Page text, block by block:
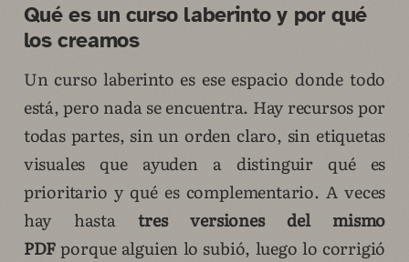
Qué es un curso laberinto y por qué
los creamos
Un curso laberinto es ese espacio donde todo
está, pero nada se encuentra. Hay recursos por
todas partes, sin un orden claro, sin etiquetas
visuales que ayuden a distinguir qué es
prioritario y qué es complementario. A veces
hay hastatres versiones del mismo
PDFporque alguien lo subió, luego lo corrigió